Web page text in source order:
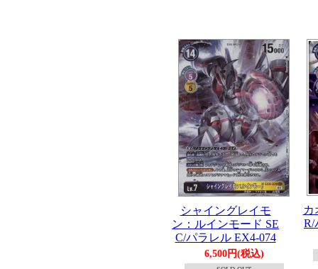
シャイングレイモ
ン：ルインモード SE
C/パラレル EX4-074
6,500円(税込)
カ
R/